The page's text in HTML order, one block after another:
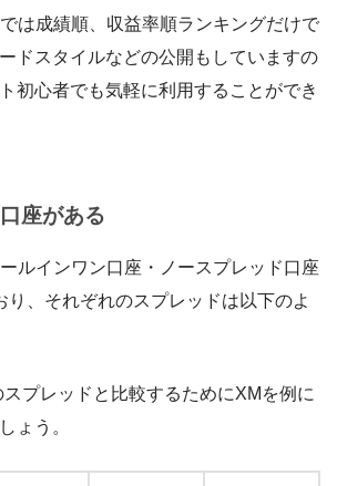
は成績順、収益率順ランキングだけで
ドスタイルなどの公開もしていますの
初心者でも気軽に利用することができ
座がある
ルインワン口座・ノースプレッド口座
り、それぞれのスプレッドは以下のよ
プレッドと比較するためにXMを例に
ょう。